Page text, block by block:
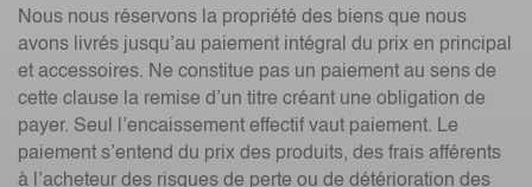
Nous nous réservons la propriété des biens que nous
avons livrés jusqu’au paiement intégral du prix en principal
et accessoires. Ne constitue pas un paiement au sens de
cette clause la remise d’un titre créant une obligation de
payer. Seul l’encaissement effectif vaut paiement. Le
paiement s’entend du prix des produits, des frais afférents
à l’acheteur des risques de perte ou de détérioration des